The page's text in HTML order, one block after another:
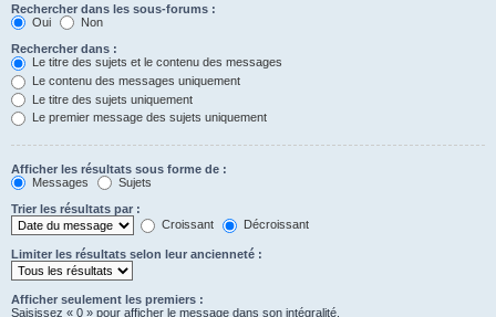
Rechercher dans les sous-forums :
Oui
Non
Rechercher dans :
Le titre des sujets et le contenu des messages
Le contenu des messages uniquement
Le titre des sujets uniquement
Le premier message des sujets uniquement
Afficher les résultats sous forme de :
Messages
Sujets
Trier les résultats par :
Croissant
Décroissant
Limiter les résultats selon leur ancienneté :
Afficher seulement les premiers :
Saisissez « 0 » pour afficher le message dans son intégralité.